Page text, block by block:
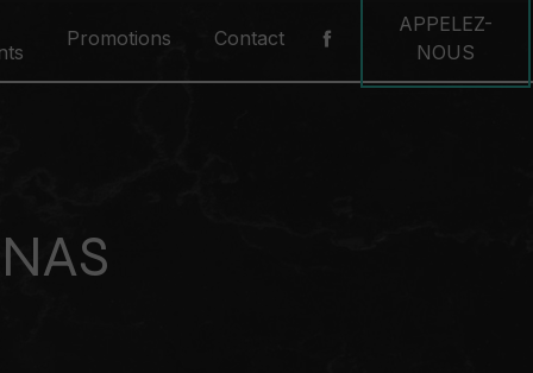
Promotions Contact
APPELEZ-
NOUS